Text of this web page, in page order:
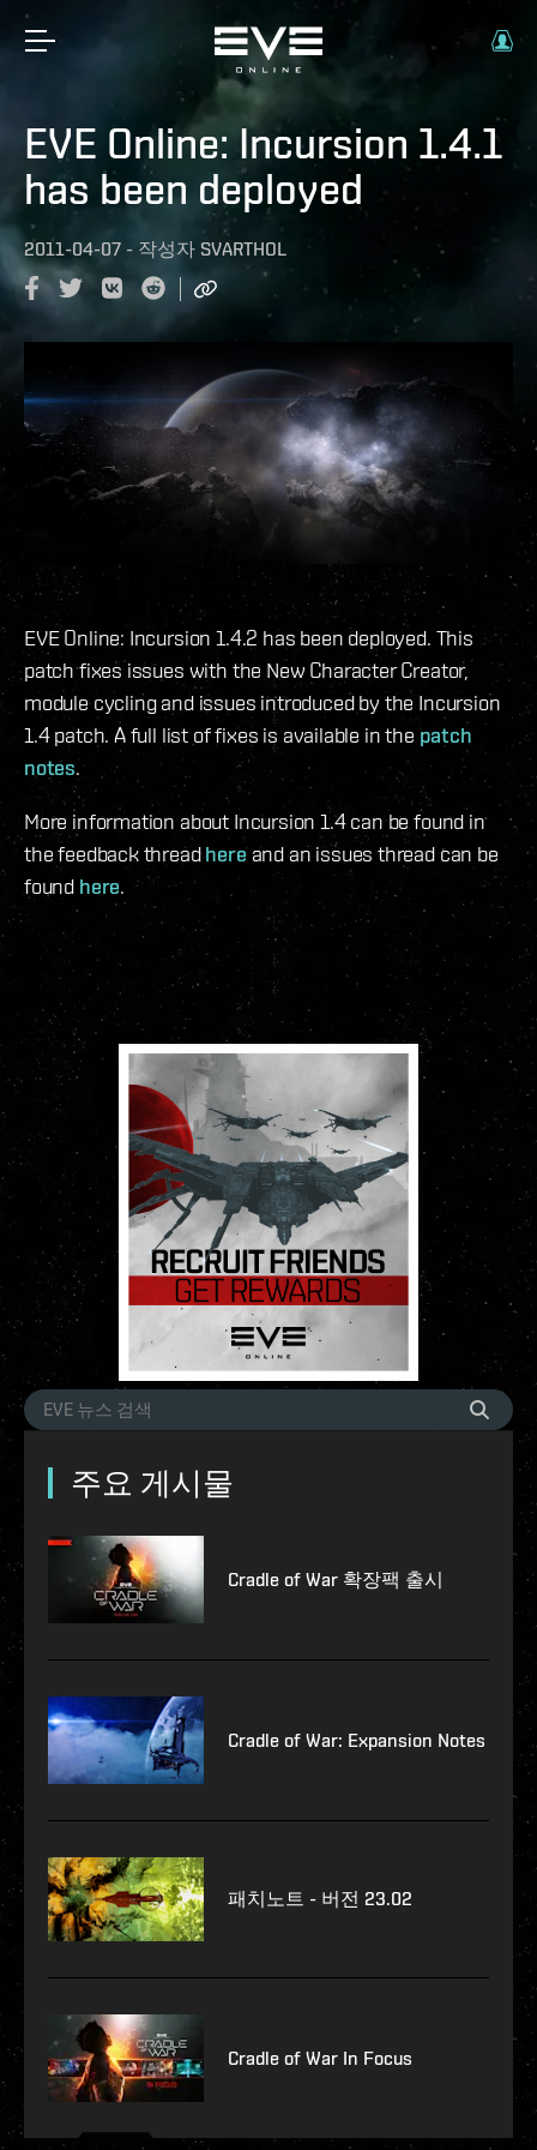
EVE Online: Incursion 1.4.1
has been deployed
2011-04-07 - 작성자 SVARTHOL
EVE Online: Incursion 1.4.2 has been deployed. This
patch fixes issues with the New Character Creator,
module cycling and issues introduced by the Incursion
1.4 patch. A full list of fixes is available in the patch
notes.
More information about Incursion 1.4 can be found in
the feedback threadhere and an issues thread can be
found here.
주요 게시물
Cradle of War 확장팩 출시
Cradle of War: Expansion Notes
패치노트 - 버전 23.02
Cradle of War In Focus